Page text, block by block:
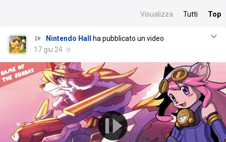
Visualizza Tutti Top
Nintendo Hall ha pubblicato un video
17 giu 24